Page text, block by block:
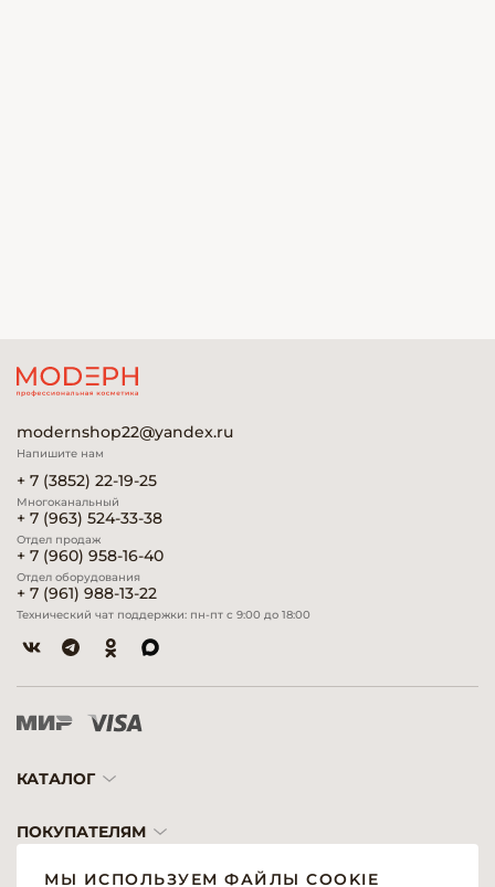
modernshop22@yandex.ru
Напишите нам
+ 7 (3852) 22-19-25
Многоканальный
+ 7 (963) 524-33-38
Отдел продаж
+ 7 (960) 958-16-40
Отдел оборудования
+ 7 (961) 988-13-22
Технический чат поддержки: пн-пт с 9:00 до 18:00
КАТАЛОГ
ПОКУПАТЕЛЯМ
МЫ ИСПОЛЬЗУЕМ ФАЙЛЫ COOKIE